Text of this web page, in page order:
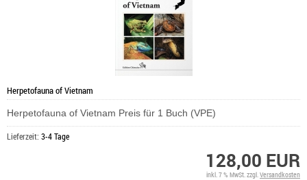
Herpetofauna of Vietnam
Herpetofauna of Vietnam Preis für 1 Buch (VPE)
Lieferzeit: 3-4 Tage
128,00 EUR
inkl. 7 % MwSt. zzgl.Versandkosten